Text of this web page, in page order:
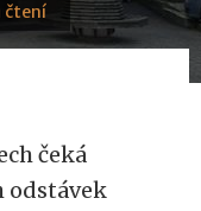
čtení
čeká
odstávek